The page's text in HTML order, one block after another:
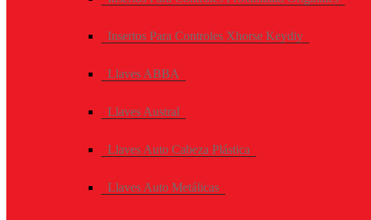
Insertos Para Controles Xhorse Keydiy
Llaves ABBA
Llaves Austral
Llaves Auto Cabeza Plástica
Llaves Auto Metálicas